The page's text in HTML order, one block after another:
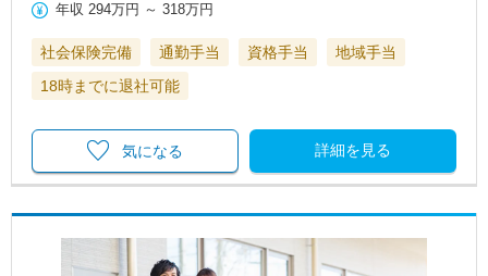
年収 294万円 ～318万円
社会保険完備 通勤手当 資格手当
地域手当
18時までに退社可能
詳細を見る
気になる